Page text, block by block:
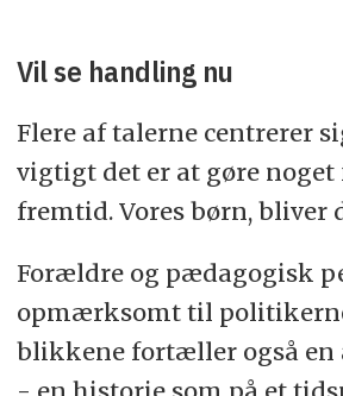
Vil se handling nu
Flere af talerne centrerer
vigtigt det er at gøre
fremtid. Vores børn, bliver
Forældre og pædagogisk
opmærksomt til
blikkene fortæller også en